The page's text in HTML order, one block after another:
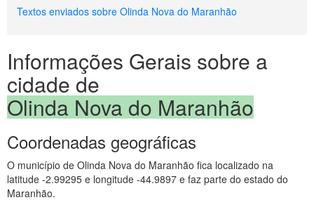
Textos enviados sobre Olinda Nova do Maranhão
Informações Gerais sobre a
cidade de
Olinda Nova do Maranhão
Coordenadas geográficas
O município de Olinda Nova do Maranhão fica localizado na
latitude -2.99295 e longitude -44.9897 e faz parte do estado do
Maranhão.